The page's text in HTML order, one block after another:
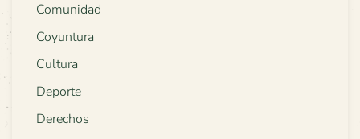
Comunidad
Coyuntura
Cultura
Deporte
Derechos